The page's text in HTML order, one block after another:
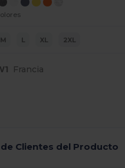
M L XL 2XL
Francia
de Clientes del Producto